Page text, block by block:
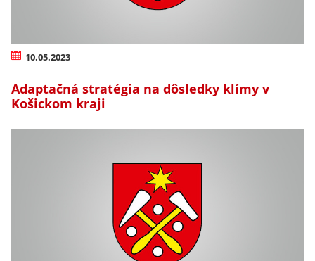
10.05.2023
Adaptačná stratégia na dôsledky klímy v
Košickom kraji